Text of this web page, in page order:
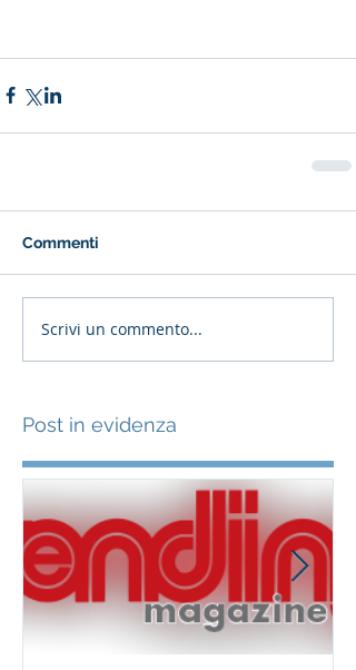
Commenti
Scrivi un commento...
Post in evidenza